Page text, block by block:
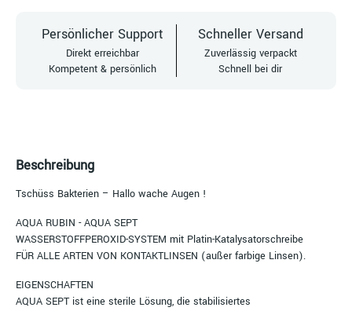
Persönlicher Support
Direkt erreichbar
Kompetent & persönlich
Schneller Versand
Zuverlässig verpackt
Schnell bei dir
Beschreibung
Tschüss Bakterien – Hallo wache Augen !
AQUA RUBIN - AQUA SEPT
WASSERSTOFFPEROXID-SYSTEM mit Platin-Katalysatorschreibe
FÜR ALLE ARTEN VON KONTAKTLINSEN (außer farbige Linsen).
EIGENSCHAFTEN
AQUA SEPT ist eine sterile Lösung, die stabilisiertes